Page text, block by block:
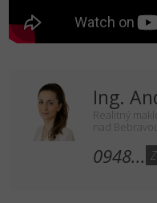
Ing.
Realitný
nad
0948...